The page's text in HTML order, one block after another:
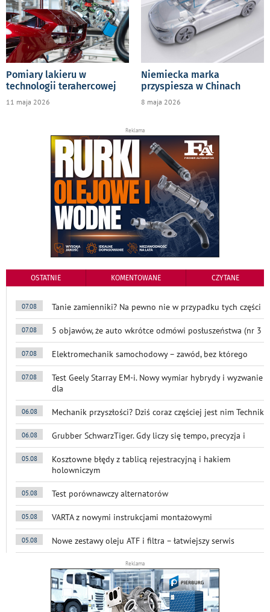
Pomiary lakieru w
technologii terahercowej
11 maja 2026
Niemiecka marka
przyspiesza w Chinach
8 maja 2026
Reklama
OSTATNIE KOMENTOWANE CZYTANE
07.08 Tanie zamienniki? Na pewno nie w przypadku tych części
07.08 5 objawów, że auto wkrótce odmówi posłuszeństwa (nr 3
07.08 Elektromechanik samochodowy – zawód, bez którego
07.08
Test Geely Starray EM-i. Nowy wymiar hybrydy i wyzwanie
dla
06.08 Mechanik przyszłości? Dziś coraz częściej jest nim Technik
06.08 Grubber SchwarzTiger. Gdy liczy się tempo, precyzja i
05.08
Kosztowne błędy z tablicą rejestracyjną i hakiem
holowniczym
05.08 Test porównawczy alternatorów
05.08 VARTA z nowymi instrukcjami montażowymi
05.08 Nowe zestawy oleju ATF i filtra – łatwiejszy serwis
Reklama